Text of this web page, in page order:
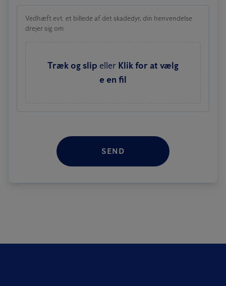
Vedhæft evt. et billede af det skadedyr, din henvendelse
drejer sig om.
Træk og slip eller Klik for at vælg
e en fil
SEND